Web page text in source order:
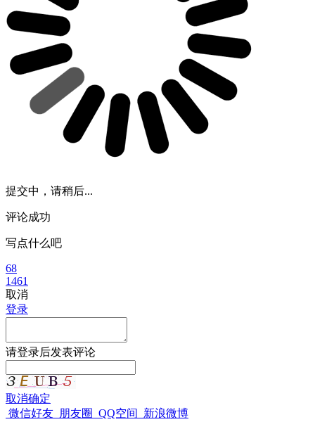
提交中，请稍后...
评论成功
写点什么吧
68
1461
取消
登录
请登录后发表评论
取消确定
微信好友 朋友圈 QQ空间 新浪微博